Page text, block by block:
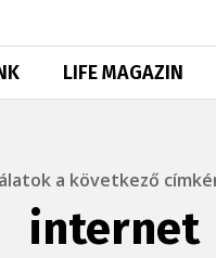
LIFE MAGAZIN
a következő
internet